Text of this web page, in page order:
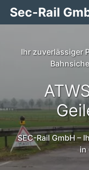
Zum
InhaltSec-Rail
Ihr zuverlässiger
SEC-Rail GmbH –
in